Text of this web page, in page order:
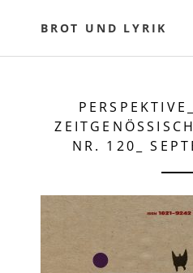
BROT UND LYRIK
NR. 120_